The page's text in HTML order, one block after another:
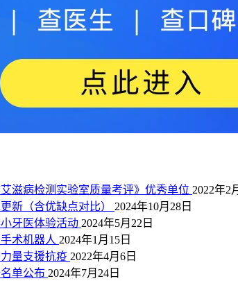
滋病检测实验室质量考评》优秀单位 2022年2
新（含优缺点对比） 2024年10月28日
牙医体验活动 2024年5月22日
术机器人 2024年1月15日
量支援抗疫 2022年4月6日
单公布 2024年7月24日